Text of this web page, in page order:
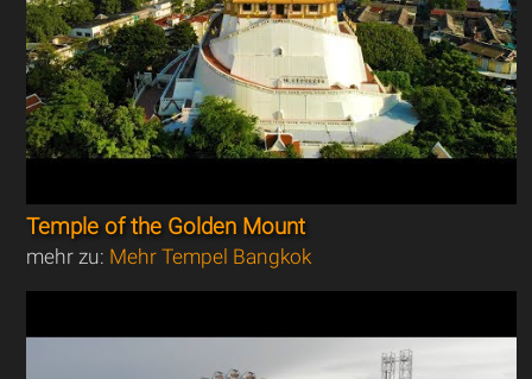
Temple of the Golden Mount
mehr zu: Mehr Tempel Bangkok